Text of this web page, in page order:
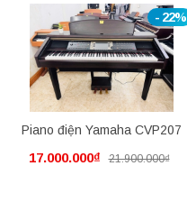
- 22%
Piano điện Yamaha CVP207
17.000.000₫ 21.900.000₫